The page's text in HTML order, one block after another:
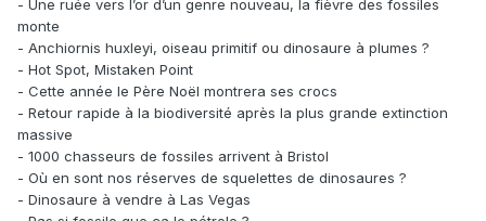
- Une ruée vers l’or d’un genre nouveau, la fièvre des fossiles
monte
- Anchiornis huxleyi, oiseau primitif ou dinosaure à plumes ?
- Hot Spot, Mistaken Point
- Cette année le Père Noël montrera ses crocs
- Retour rapide à la biodiversité après la plus grande extinction
massive
- 1000 chasseurs de fossiles arrivent à Bristol
- Où en sont nos réserves de squelettes de dinosaures ?
- Dinosaure à vendre à Las Vegas